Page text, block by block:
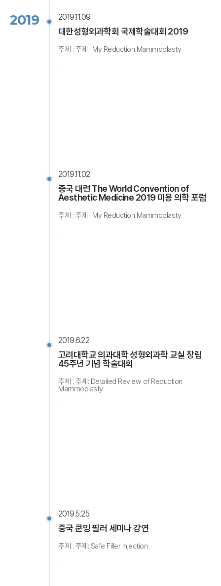
2019 2019.11.09
대한성형외과학회 국제학술대회 2019
주제 : 주제 : My Reduction Mammoplasty
2019.11.02
중국 대련 The World Convention of
Aesthetic Medicine 2019 미용 의학 포럼
주제 : 주제 : My Reduction Mammoplasty
2019.6.22
고려대학교 의과대학 성형외과학 교실 창립
45주년 기념 학술대회
주제 : 주제: Detailed Review of Reduction
Mammoplasty
2019.5.25
중국 쿤밍 필러 세미나 강연
주제 : 주제: Safe Filler Injection